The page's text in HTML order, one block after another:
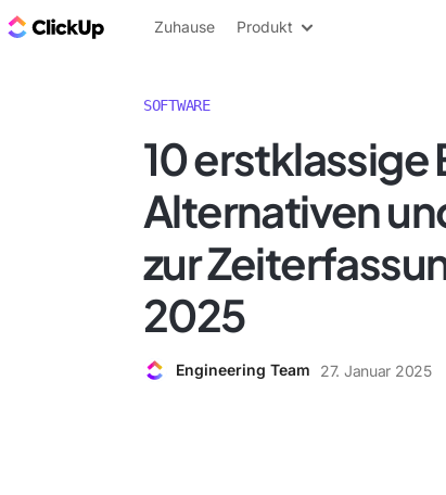
ClickUp Blog
Zuhause Produkt
SOFTWARE
10
Alternativen
zur
2025
Engineering Team 27. Januar 2025